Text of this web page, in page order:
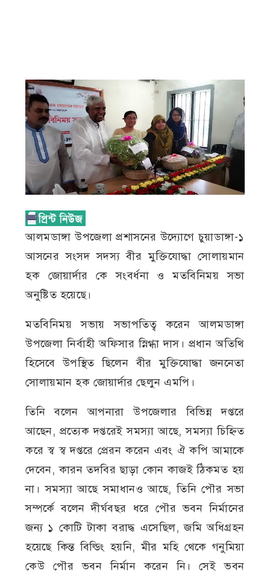
আলমডাঙ্গা উপজেলা প্রশাসনের উদ্যোগে চুয়াডাঙ্গা-১
আসনের সংসদ সদস্য বীর মুক্তিযোদ্ধা সোলায়মান
হক জোয়ার্দার কে সংবর্ধনা ও মতবিনিময় সভা
অনুষ্টিত হয়েছে।
মতবিনিময় সভায় সভাপতিত্ব করেন আলমডাঙ্গা
উপজেলা নির্বাহী অফিসার স্নিগ্ধা দাস। প্রধান অতিথি
হিসেবে উপস্থিত ছিলেন বীর মুক্তিযোদ্ধা জননেতা
সোলায়মান হক জোয়ার্দার ছেলুন এমপি।
তিনি বলেন আপনারা উপজেলার বিভিন্ন দপ্তরে
আছেন, প্রত্যেক দপ্তরেই সমস্যা আছে, সমস্যা চিহ্নিত
করে স্ব স্ব দপ্তরে প্রেরন করেন এবং ঐ কপি আমাকে
দেবেন, কারন তদবির ছাড়া কোন কাজই ঠিকমত হয়
না। সমস্যা আছে সমাধানও আছে, তিনি পৌর সভা
সম্পর্কে বলেন দীর্ঘবছর ধরে পৌর ভবন নির্মানের
জন্য ১ কোটি টাকা বরাদ্ধ এসেছিল, জমি অধিগ্রহন
হয়েছে কিন্ত বিল্ডিং হয়নি, মীর মহি থেকে গনুমিয়া
কেউ পৌর ভবন নির্মান করেন নি। সেই ভবন